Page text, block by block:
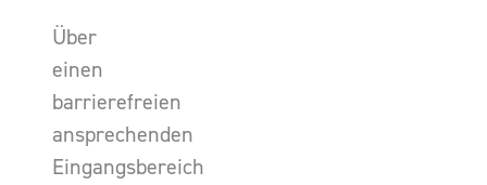
Über
einen
barrierefreien
ansprechenden
Eingangsbereich